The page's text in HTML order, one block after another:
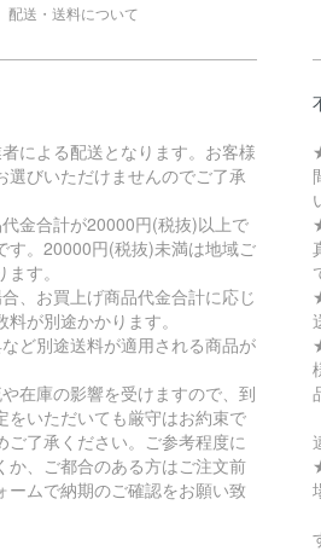
配送・送料について
による配送となります。お客様
選びいただけませんのでご了承
金合計が20000円(税抜)以上で
す。20000円(税抜)未満は地域ご
す。
、お買上げ商品代金合計に応じ
が別途かかります。
ど別途送料が適用される商品が
在庫の影響を受けますので、到
をいただいても厳守はお約束で
ご了承ください。ご参考程度に
か、ご都合のある方はご注文前
ームで納期のご確認をお願い致